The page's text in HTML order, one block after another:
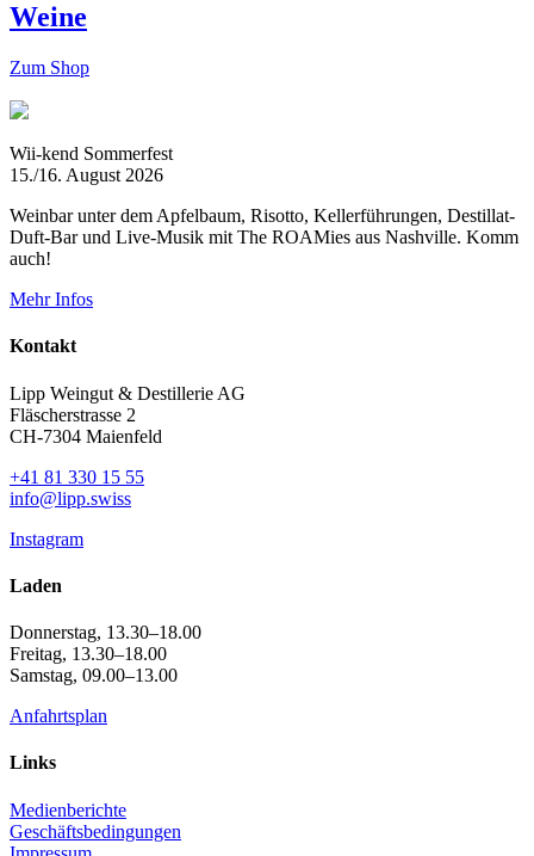
Weine
Zum Shop
Wii-kend Sommerfest
15./16. August 2026
Weinbar unter dem Apfelbaum, Risotto, Kellerführungen, Destillat-
Duft-Bar und Live-Musik mit The ROAMies aus Nashville. Komm
auch!
Mehr Infos
Kontakt
Lipp Weingut & Destillerie AG
Fläscherstrasse 2
CH-7304 Maienfeld
+41 81 330 15 55
info@lipp.swiss
Instagram
Laden
Donnerstag, 13.30–18.00
Freitag, 13.30–18.00
Samstag, 09.00–13.00
Anfahrtsplan
Links
Medienberichte
Geschäftsbedingungen